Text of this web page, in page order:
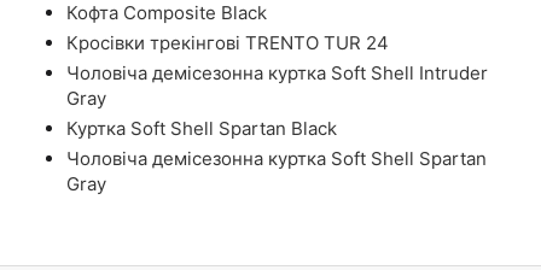
Кофта Composite Black
Кросівки трекінгові TRENTO TUR 24
Чоловіча демісезонна куртка Soft Shell Intruder
Gray
Куртка Soft Shell Spartan Black
Чоловіча демісезонна куртка Soft Shell Spartan
Gray